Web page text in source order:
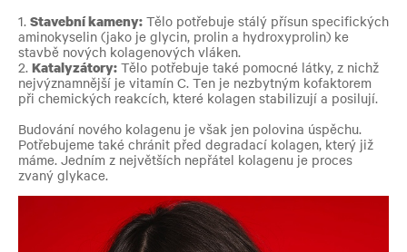
1. Stavební kameny: Tělo potřebuje stálý přísun specifických
aminokyselin (jako je glycin, prolin a hydroxyprolin) ke
stavbě nových kolagenových vláken.
2. Katalyzátory: Tělo potřebuje také pomocné látky, z nichž
nejvýznamnější je vitamín C. Ten je nezbytným kofaktorem
při chemických reakcích, které kolagen stabilizují a posilují.
Budování nového kolagenu je však jen polovina úspěchu.
Potřebujeme také chránit před degradací kolagen, který již
máme. Jedním z největších nepřátel kolagenu je proces
zvaný glykace.